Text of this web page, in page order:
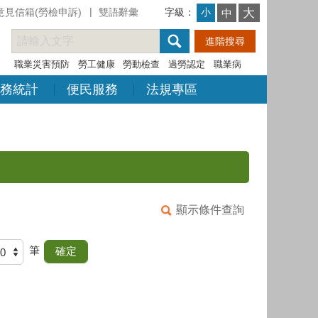
見信箱(勞檢申訴) 雙語辭彙 字級： 小 中 大
職業災害預防 勞工健康 勞動檢查 過勞認定 職業病
統計 便民服務 法規專區
顯示條件查詢
筆